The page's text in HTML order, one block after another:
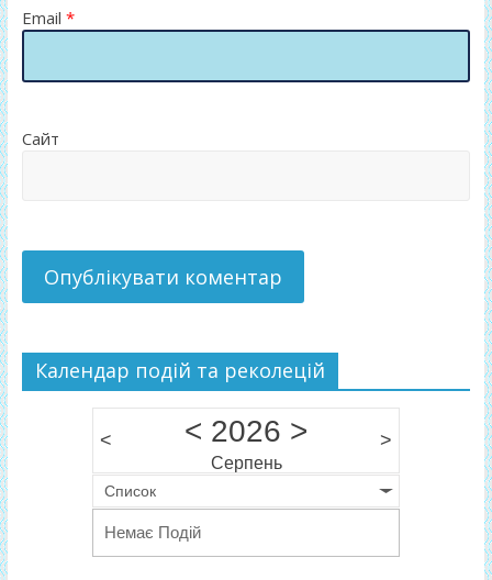
Email *
Сайт
Календар подій та реколецій
< < 2026 >
Серпень
>
Список
Немає Подій